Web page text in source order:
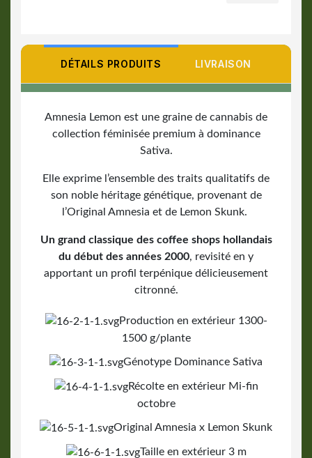
DÉTAILS PRODUITS LIVRAISON
Amnesia Lemon est une graine de cannabis de
collection féminisée premium à dominance
Sativa.
Elle exprime l’ensemble des traits qualitatifs de
son noble héritage génétique, provenant de
l’Original Amnesia et de Lemon Skunk.
Un grand classique des coffee shops hollandais
du début des années 2000, revisité en y
apportant un profil terpénique délicieusement
citronné.
Production en extérieur 1300-
1500 g/plante
Génotype Dominance Sativa
Récolte en extérieur Mi-fin
octobre
Original Amnesia x Lemon Skunk
Taille en extérieur 3 m